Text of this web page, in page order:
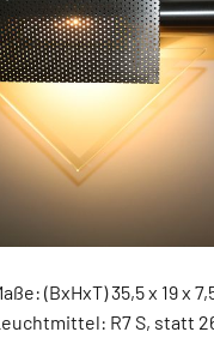
(BxHxT) 35,5 x 19 x
R7 S, statt